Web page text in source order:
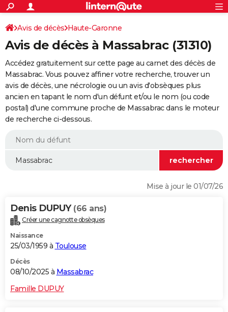
ACTUALITÉS
Politique
Société
Faits Divers
Education
Monde
Villes
+
SPORT
Coupe du monde 2026
Football
Tennis
Cyclisme
Rugby
Forum
Programme TV
TNTStreaming
Cinéma
Sorties cinéma
Musique
+
FINANCE
Retraite
Impôts
Epargne
Immobilier
Risques naturels par ville
Banque
Assurance
Crédit
AUTO
Essais
Réserver un essai
Citadines
Berlines
SUV
Forum auto
+
HIGH-TECH
BRICOLAGE
WEEK-END
Alimentation
Guide de la santé
Maladies
Médicaments
Sommeil
VOYAGE
Destinations
City break
Voyage nature
Voyage de noces
Forum
Climat
+PHOTO
GUIDES D'ACHAT
Connexion
Avis de décès Haute-Garonne
Avis de décès à Massabrac (31310)
Accédez gratuitement sur cette page au carnet des décès de
Massabrac. Vous pouvez affiner votre recherche, trouver un
avis de décès, une nécrologie ou un avis d'obsèques plus
ancien en tapant le nom d'un défunt et/ou le nom (ou code
postal) d'une commune proche de Massabrac dans le moteur
de recherche ci-dessous.
Mise à jour le 01/07/26
Denis DUPUY (66 ans)
Créer une cagnotte obsèques
Naissance
25/03/1959 à Toulouse
Décès
08/10/2025 à Massabrac
Famille DUPUY